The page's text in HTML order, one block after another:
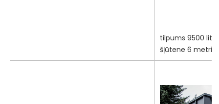
tilpums 9500
šļūtene 6 metri